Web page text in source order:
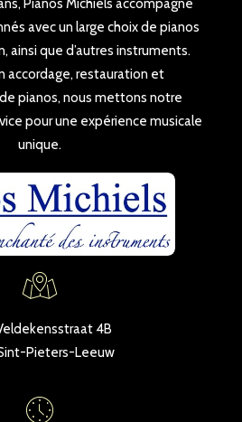
Pianos Michiels accompagne
avec un large choix de pianos
ainsi que d’autres instruments.
accordage, restauration et
pianos, nous mettons notre
pour une expérience musicale
unique.
4B
Pieters-Leeuw